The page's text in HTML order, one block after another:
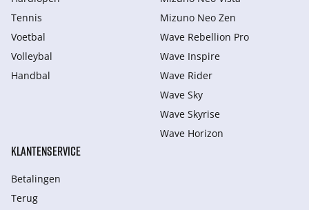
Tennis
Voetbal
Volleybal
Handbal
Mizuno Neo Zen
Wave Rebellion Pro
Wave Inspire
Wave Rider
Wave Sky
Wave Skyrise
Wave Horizon
KLANTENSERVICE
Betalingen
Terug